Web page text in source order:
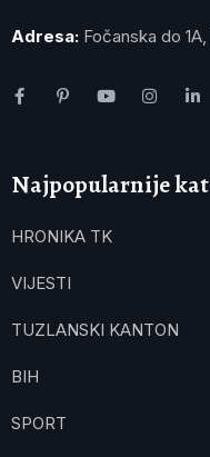
Adresa: Fočanska do
Najpopularnije
HRONIKA TK
VIJESTI
TUZLANSKI KANTON
BIH
SPORT